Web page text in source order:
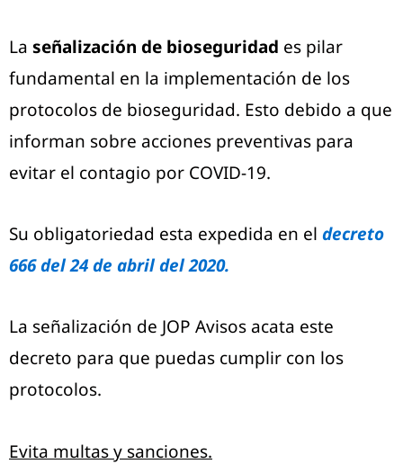
La señalización de bioseguridad es pilar
fundamental en la implementación de los
protocolos de bioseguridad. Esto debido a que
informan sobre acciones preventivas para
evitar el contagio por COVID-19.
Su obligatoriedad esta expedida en el decreto
666 del 24 de abril del 2020.
La señalización de JOP Avisos acata este
decreto para que puedas cumplir con los
protocolos.
Evita multas y sanciones.